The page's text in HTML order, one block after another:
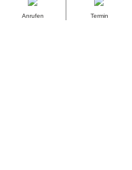
262 Bewertungen
Stand: 09.08.26
vereinbaren